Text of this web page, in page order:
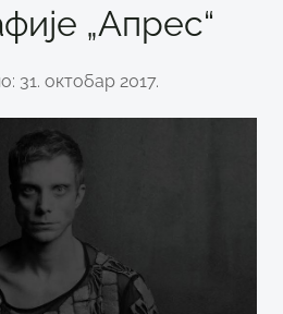
„Апрес“
31. октобар 2017.